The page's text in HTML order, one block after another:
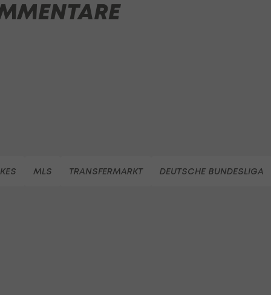
MLS TRANSFERMARKT DEUTSCHE BUNDESLIGA